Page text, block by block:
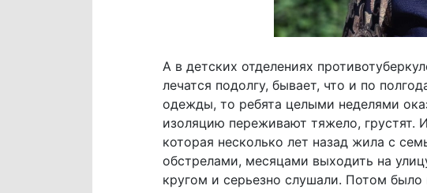
А в детских отделениях
лечатся подолгу, бывает, что и по
одежды, то ребята целыми неделями
изоляцию переживают тяжело, грустят.
которая несколько лет назад жила с
обстрелами, месяцами выходить на
кругом и серьезно слушали. Потом